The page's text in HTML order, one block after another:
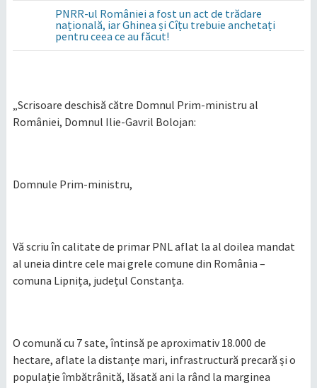
PNRR-ul României a fost un act de trădare
națională, iar Ghinea și Cîțu trebuie anchetați
pentru ceea ce au făcut!
„Scrisoare deschisă către Domnul Prim-ministru al
României, Domnul Ilie-Gavril Bolojan:
Domnule Prim-ministru,
Vă scriu în calitate de primar PNL aflat la al doilea mandat
al uneia dintre cele mai grele comune din România –
comuna Lipnița, județul Constanța.
O comună cu 7 sate, întinsă pe aproximativ 18.000 de
hectare, aflate la distanțe mari, infrastructură precară și o
populație îmbătrânită, lăsată ani la rând la marginea